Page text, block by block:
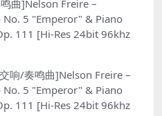
曲]Nelson Freire –
No. 5 "Emperor" & Piano
111 [Hi-Res 24bit 96khz
响/奏鸣曲]Nelson Freire –
No. 5 "Emperor" & Piano
111 [Hi-Res 24bit 96khz